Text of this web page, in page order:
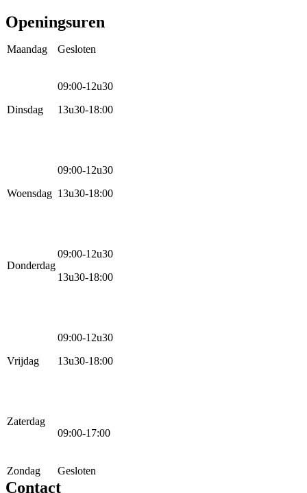
Openingsuren
Maandag Gesloten
Dinsdag
09:00-12u30
13u30-18:00
Woensdag
09:00-12u30
13u30-18:00
Donderdag
09:00-12u30
13u30-18:00
Vrijdag
09:00-12u30
13u30-18:00
Zaterdag
09:00-17:00
Zondag Gesloten
Contact